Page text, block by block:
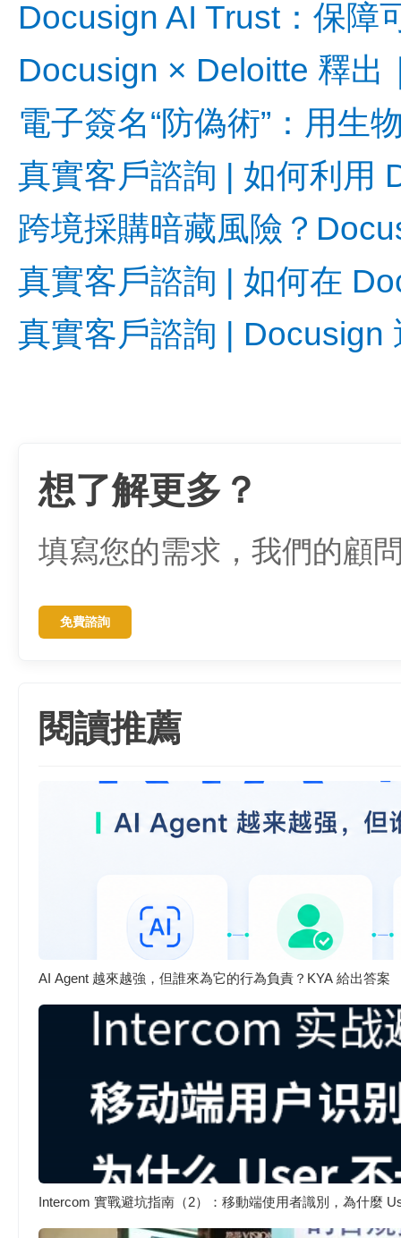
Docusign AI Trust：保障
Docusign × Deloitte 釋出
電子簽名“防偽術”：用生
真實客戶諮詢 | 如何利用
跨境採購暗藏風險？
真實客戶諮詢 | 如何在
真實客戶諮詢 | Docusign
想了解更多？
填寫您的需求，我們的顧
免費諮詢
閱讀推薦
AI Agent 越來越強，但誰來為它的行為負責？KYA 給出答案
Intercom 實戰避坑指南（2）：移動端使用者識別，為什麼